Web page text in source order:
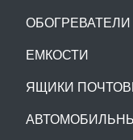
ОБОГРЕВАТЕЛИ
ЕМКОСТИ
ЯЩИКИ